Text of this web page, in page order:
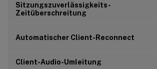
Sitzungszuverlässigkeits-
Zeitüberschreitung
Automatischer Client-Reconnect
Client-Audio-Umleitung